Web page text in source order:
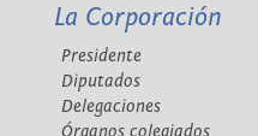
La Corporación
Presidente
Diputados
Delegaciones
Órganos colegiados